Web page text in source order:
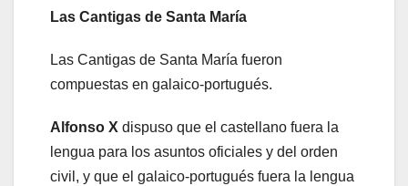
Las Cantigas de Santa María
Las Cantigas de Santa María fueron
compuestas en galaico-portugués.
Alfonso X dispuso que el castellano fuera la
lengua para los asuntos oficiales y del orden
civil, y que el galaico-portugués fuera la lengua